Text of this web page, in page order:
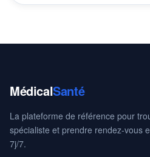
MédicalSanté
La plateforme de référence pour
spécialiste et prendre rendez-vous
7j/7.